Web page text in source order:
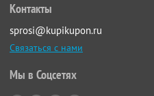
Контакты
sprosi@kupikupon.ru
Связаться с нами
Мы в Соцсетях